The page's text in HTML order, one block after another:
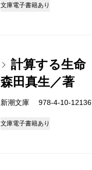
文庫電子書籍あり
計算する生命
森田真生／著
新潮文庫 978-4-10-
文庫電子書籍あり